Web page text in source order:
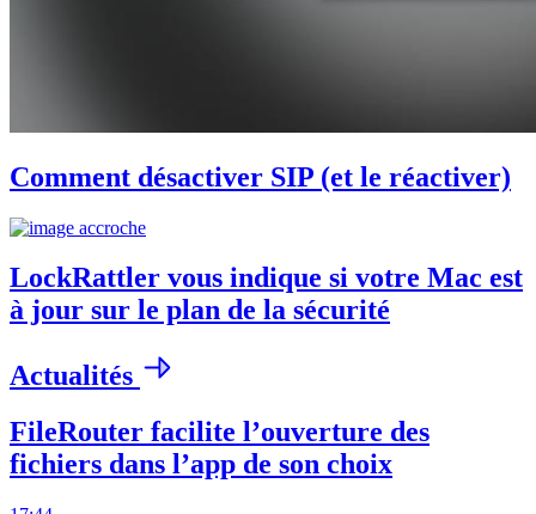
Comment désactiver SIP (et le réactiver)
LockRattler vous indique si votre Mac est
à jour sur le plan de la sécurité
Actualités
FileRouter facilite l’ouverture des
fichiers dans l’app de son choix